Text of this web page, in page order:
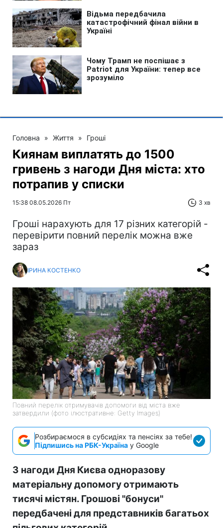
Головна » Життя » Гроші
Киянам виплатять до 1500
гривень з нагоди Дня міста: хто
потрапив у списки
15:38 08.05.2026 Пт 3 хв
Гроші нарахують для 17 різних категорій -
перевірити повний перелік можна вже
зараз
ІРИНА КОСТЕНКО
Повний перелік отримувачів допомоги від міста вже
затвердили (фото ілюстративне: Getty Images)
Розбираємося в субсидіях та пенсіях за тебе!
Підпишись на РБК-Україна у Google
З нагоди Дня Києва одноразову
матеріальну допомогу отримають
тисячі містян. Грошові "бонуси"
передбачені для представників багатьох